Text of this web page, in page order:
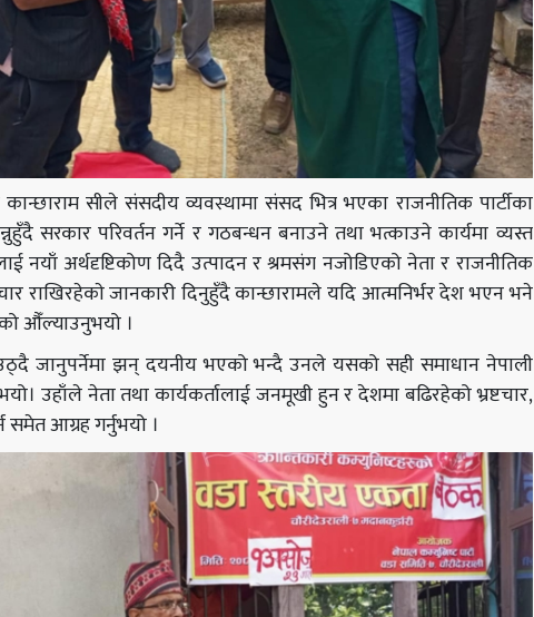
कान्छाराम सीले संसदीय व्यवस्थामा संसद भित्र भएका राजनीतिक पार्टीका
सरकार परिवर्तन गर्ने र गठबन्धन बनाउने तथा भत्काउने कार्यमा व्यस्त
नयाँ अर्थदृष्टिकोण दिदै उत्पादन र श्रमसंग नजोडिएको नेता र राजनीतिक
राखिरहेकाे जानकारी दिनुहुँदै कान्छारामले यदि आत्मनिर्भर देश भएन भने
औँल्याउनुभयो ।
उठ्दै जानुपर्नेमा झन् दयनीय भएको भन्दै उनले यसको सही समाधान नेपाली
उहाँले नेता तथा कार्यकर्तालाई जनमूखी हुन र देशमा बढिरहेको भ्रष्टचार,
समेत आग्रह गर्नुभयो ।